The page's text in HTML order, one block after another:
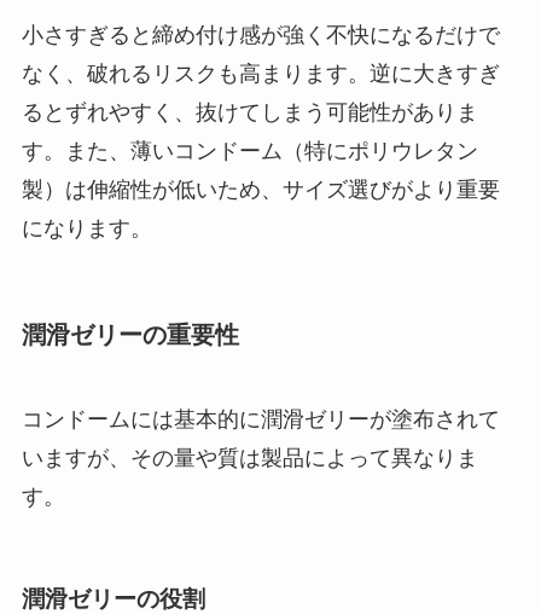
小さすぎると締め付け感が強く不快になるだけで
なく、破れるリスクも高まります。逆に大きすぎ
るとずれやすく、抜けてしまう可能性がありま
す。また、薄いコンドーム（特にポリウレタン
製）は伸縮性が低いため、サイズ選びがより重要
になります。
潤滑ゼリーの重要性
コンドームには基本的に潤滑ゼリーが塗布されて
いますが、その量や質は製品によって異なりま
す。
潤滑ゼリーの役割